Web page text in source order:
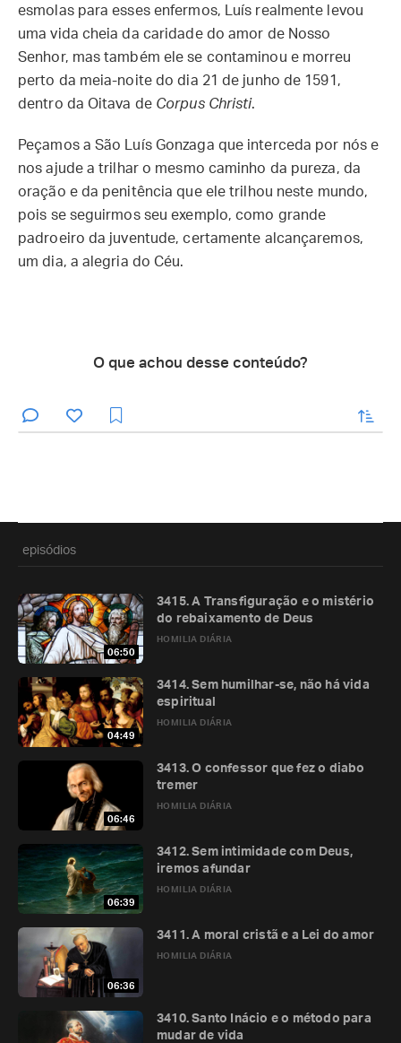
esmolas para esses enfermos, Luís realmente levou
uma vida cheia da caridade do amor de Nosso
Senhor, mas também ele se contaminou e morreu
perto da meia-noite do dia 21 de junho de 1591,
dentro da Oitava de Corpus Christi.
Peçamos a São Luís Gonzaga que interceda por nós e
nos ajude a trilhar o mesmo caminho da pureza, da
oração e da penitência que ele trilhou neste mundo,
pois se seguirmos seu exemplo, como grande
padroeiro da juventude, certamente alcançaremos,
um dia, a alegria do Céu.
O que achou desse conteúdo?
enviar
episódios
06:50
HOMILIA DIÁRIA
3415. A Transfiguração e o mistério
do rebaixamento de Deus
04:49
HOMILIA DIÁRIA
3414. Sem humilhar-se, não há vida
espiritual
06:46
HOMILIA DIÁRIA
3413. O confessor que fez o diabo
tremer
06:39
HOMILIA DIÁRIA
3412. Sem intimidade com Deus,
iremos afundar
06:36
HOMILIA DIÁRIA
3411. A moral cristã e a Lei do amor
3410. Santo Inácio e o método para
mudar de vida